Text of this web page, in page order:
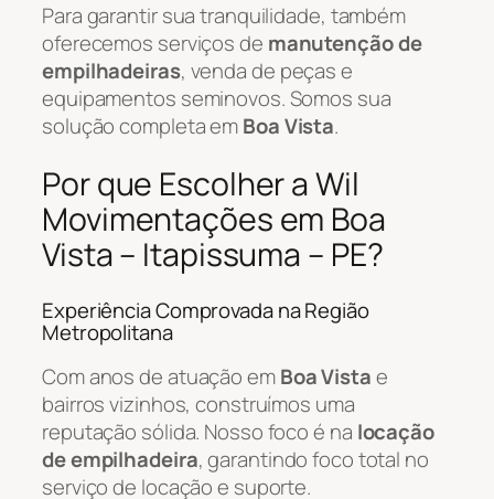
Para garantir sua tranquilidade, também
oferecemos serviços de manutenção de
empilhadeiras, venda de peças e
equipamentos seminovos. Somos sua
solução completa emBoa Vista.
Por que Escolher a Wil
Movimentações em Boa
Vista – Itapissuma – PE?
Experiência Comprovada na Região
Metropolitana
Com anos de atuação emBoa Vistae
bairros vizinhos, construímos uma
reputação sólida. Nosso foco é na locação
de empilhadeira, garantindo foco total no
serviço de locação e suporte.